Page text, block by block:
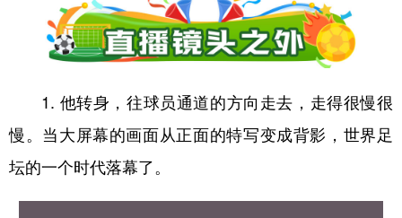
1. 他转身，往球员通道的方向走去，走得很慢很
慢。当大屏幕的画面从正面的特写变成背影，世界足
坛的一个时代落幕了。